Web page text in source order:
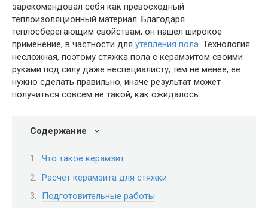
зарекомендовал себя как превосходный
теплоизоляционный материал. Благодаря
теплосберегающим свойствам, он нашел широкое
применение, в частности для утепления пола. Технология
несложная, поэтому стяжка пола с керамзитом своими
руками под силу даже неспециалисту, тем не менее, ее
нужно сделать правильно, иначе результат может
получиться совсем не такой, как ожидалось.
Содержание
Что такое керамзит
Расчет керамзита для стяжки
Подготовительные работы